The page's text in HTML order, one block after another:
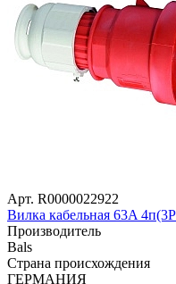
Арт. R0000022922
Вилка кабельная 63A
Производитель
Bals
Страна происхождения
ГЕРМАНИЯ